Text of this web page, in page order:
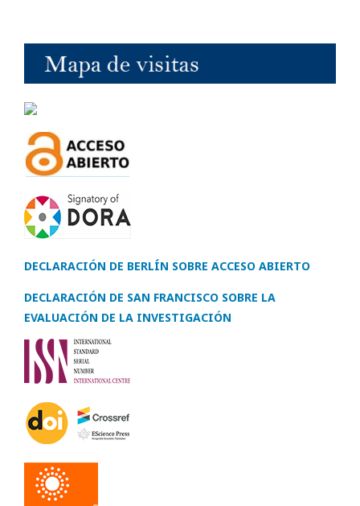
DECLARACIÓN DE BERLÍN SOBRE ACCESO ABIERTO
DECLARACIÓN DE SAN FRANCISCO SOBRE LA
EVALUACIÓN DE LA INVESTIGACIÓN